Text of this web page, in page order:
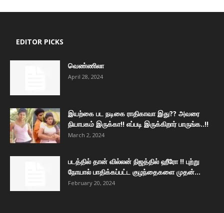
EDITOR PICKS
வெண்ணிலா
April 28, 2024
இயற்கை பட நடிகை ராதிகாவா இது?? அவரை
நியாபகம் இருக்கா!! எப்படி இருக்கிறார் பாருங்க..!!
March 2, 2024
படத்தில் தான் வில்லன் நிஜத்தில் ஹீரோ !! புற்று
நோயால் பாதிக்கப்பட்ட குழந்தைகளை முதன்...
February 20, 2024